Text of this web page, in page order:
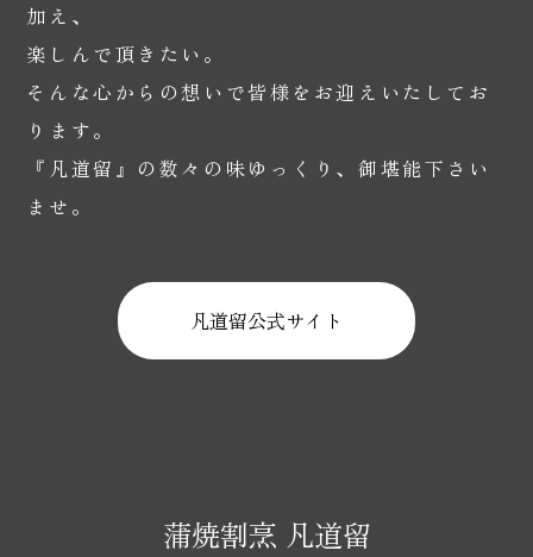
加え、
楽しんで頂きたい。
そんな心からの想いで皆様をお迎えいたしてお
ります。
『凡道留』の数々の味ゆっくり、御堪能下さい
ませ。
凡道留公式サイト
蒲焼割烹 凡道留